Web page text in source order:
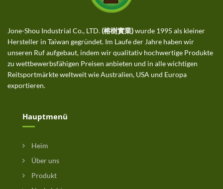
Jone-Shou Industrial Co., LTD. (榕樹實業)wurde 1995 als kleiner
Hersteller in Taiwan gegründet. Im Laufe der Jahre haben wir
unseren Ruf aufgebaut, indem wir qualitativ hochwertige Produkte
zu wettbewerbsfähigen Preisen anbieten und in alle wichtigen
Reitsportmärkte weltweit wie Australien, USA und Europa
exportieren.
Hauptmenü
Heim
Über uns
Produkt